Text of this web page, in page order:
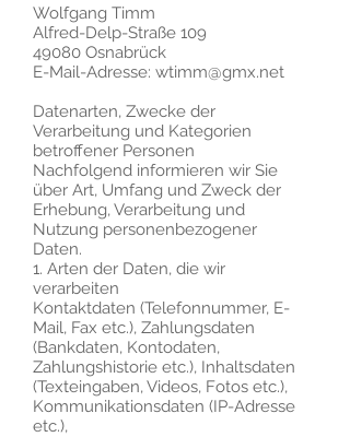
Wolfgang Timm
Alfred-Delp-Straße 109
49080 Osnabrück
E-Mail-Adresse: wtimm@gmx.net
Datenarten, Zwecke der
Verarbeitung und Kategorien
betroffener Personen
Nachfolgend informieren wir Sie
über Art, Umfang und Zweck der
Erhebung, Verarbeitung und
Nutzung personenbezogener
Daten.
1. Arten der Daten, die wir
verarbeiten
Kontaktdaten (Telefonnummer, E-
Mail, Fax etc.), Zahlungsdaten
(Bankdaten, Kontodaten,
Zahlungshistorie etc.), Inhaltsdaten
(Texteingaben, Videos, Fotos etc.),
Kommunikationsdaten (IP-Adresse
etc.),